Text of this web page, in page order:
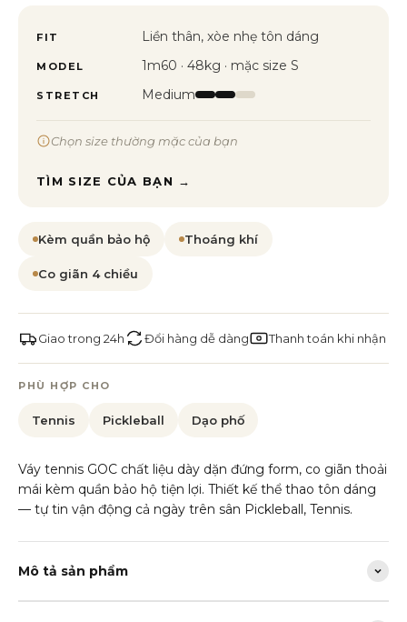
FIT Liền thân, xòe nhẹ tôn dáng
MODEL 1m60 · 48kg · mặc size S
STRETCH Medium
Chọn size thường mặc của bạn
TÌM SIZE CỦA BẠN →
Kèm quần bảo hộ Thoáng khí
Co giãn 4 chiều
Giao trong 24h Đổi hàng dễ dàng Thanh toán khi nhận
PHÙ HỢP CHO
Tennis Pickleball Dạo phố
Váy tennis GOC chất liệu dày dặn đứng form, co giãn thoải
mái kèm quần bảo hộ tiện lợi. Thiết kế thể thao tôn dáng
— tự tin vận động cả ngày trên sân Pickleball, Tennis.
Mô tả sản phẩm